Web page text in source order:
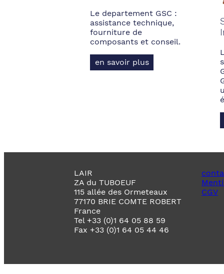
Le departement GSC :
assistance technique,
fourniture de
composants et conseil.
en savoir plus
LAIR
ZA du TUBOEUF
115 allée des Ormeteaux
77170 BRIE COMTE ROBERT
France
Tel +33 (0)1 64 05 88 59
Fax +33 (0)1 64 05 44 46
CGV